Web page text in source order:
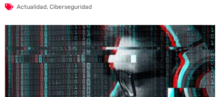
Actualidad, Ciberseguridad